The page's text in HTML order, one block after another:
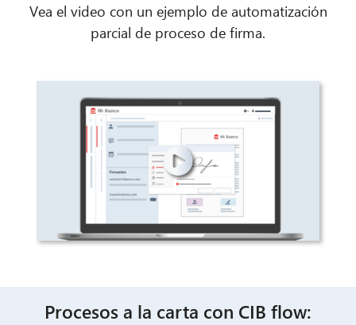
Vea el video con un ejemplo de automatización
parcial de proceso de firma.
Procesos a la carta con CIB flow: